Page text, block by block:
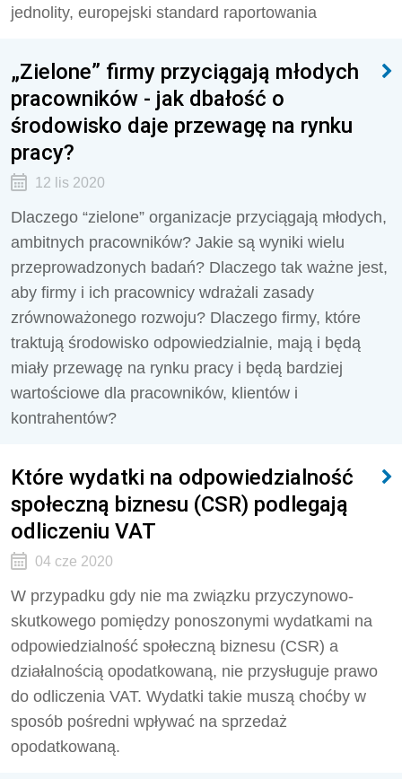
jednolity, europejski standard raportowania
„Zielone” firmy przyciągają młodych
pracowników - jak dbałość o
środowisko daje przewagę na rynku
pracy?
12 lis 2020
Dlaczego “zielone” organizacje przyciągają młodych,
ambitnych pracowników? Jakie są wyniki wielu
przeprowadzonych badań? Dlaczego tak ważne jest,
aby firmy i ich pracownicy wdrażali zasady
zrównoważonego rozwoju? Dlaczego firmy, które
traktują środowisko odpowiedzialnie, mają i będą
miały przewagę na rynku pracy i będą bardziej
wartościowe dla pracowników, klientów i
kontrahentów?
Które wydatki na odpowiedzialność
społeczną biznesu (CSR) podlegają
odliczeniu VAT
04 cze 2020
W przypadku gdy nie ma związku przyczynowo-
skutkowego pomiędzy ponoszonymi wydatkami na
odpowiedzialność społeczną biznesu (CSR) a
działalnością opodatkowaną, nie przysługuje prawo
do odliczenia VAT. Wydatki takie muszą choćby w
sposób pośredni wpływać na sprzedaż
opodatkowaną.